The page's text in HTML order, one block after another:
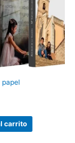
papel
carrito